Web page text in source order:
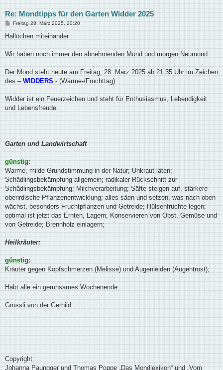
Re: Mondtipps für den Garten Widder 2025
B
i
a
Freitag 28. März 2025, 20:20
Hallöchen miteinander
Wir haben noch immer den abnehmenden Mond und morgen Neumond
Der Mond steht heute am Freitag, 28. März 2025 ab 21.35 Uhr im Zeichen
des – WIDDERS - (Wärme-/Fruchttag)
Widder ist ein Feuerzeichen und steht für Enthusiasmus, Lebendigkeit
und Lebensfreude.
Garten und Landwirtschaft
günstig:
Warme, milde Grundstimmung in der Natur; Unkraut jäten;
Schädlingsbekämpfung allgemein; radikaler Rückschnitt zur
Schädlingsbekämpfung; Milchverarbeitung; Säfte steigen auf, stärkere
oberirdische Pflanzenentwicklung; alles säen und setzen, was nach oben
wächst, besonders Fruchtpflanzen und Getreide; Hülsenfrüchte legen;
optimal ist jetzt das Ernten, Lagern, Konservieren von Obst, Gemüse und
von Getreide; Brennholz einlagern;
Heilkräuter:
günstig:
Kräuter gegen Kopfschmerzen (Melisse) und Augenleiden (Augentrost);
Habt alle ein geruhsames Wochenende.
Grüssli von der Gerhild
Copyright:
Johanna Paungger und Thomas Poppe „Das Mondlexikon“ und „Vom